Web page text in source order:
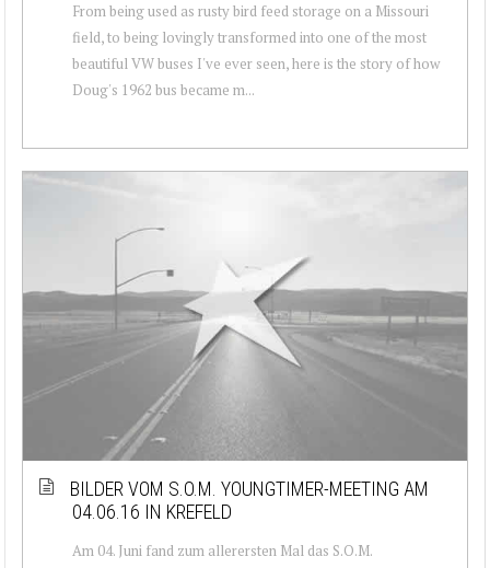
From being used as rusty bird feed storage on a Missouri
field, to being lovingly transformed into one of the most
beautiful VW buses I've ever seen, here is the story of how
Doug's 1962 bus became m...
BILDER VOM S.O.M. YOUNGTIMER-MEETING AM
04.06.16 IN KREFELD
Am 04. Juni fand zum allerersten Mal das S.O.M.